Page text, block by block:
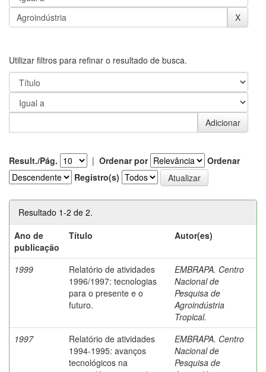
Utilizar filtros para refinar o resultado de busca.
Result./Pág. | Ordenar por
Ordenar
Registro(s)
Resultado 1-2 de 2.
Ano de
publicação
Título Autor(es)
1999
Relatório de atividades
1996/1997: tecnologias
para o presente e o
futuro.
EMBRAPA. Centro
Nacional de
Pesquisa de
Agroindústria
Tropical.
1997
Relatório de atividades
1994-1995: avanços
tecnológicos na
EMBRAPA. Centro
Nacional de
Pesquisa de